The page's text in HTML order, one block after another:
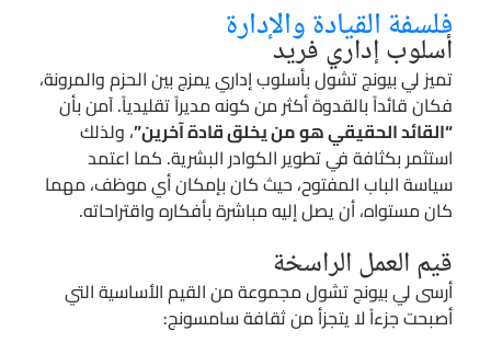
فلسفة القيادة والإدارة
أسلوب إداري فريد
تميز لي بيونج تشول بأسلوب إداري يمزج بين الحزم والمرونة،
فكان قائداً بالقدوة أكثر من كونه مديراً تقليدياً. آمن بأن
“القائد الحقيقي هو من يخلق قادة آخرين”، ولذلك
استثمر بكثافة في تطوير الكوادر البشرية. كما اعتمد
سياسة الباب المفتوح، حيث كان بإمكان أي موظف، مهما
كان مستواه، أن يصل إليه مباشرة بأفكاره واقتراحاته.
قيم العمل الراسخة
أرسى لي بيونج تشول مجموعة من القيم الأساسية التي
أصبحت جزءاً لا يتجزأ من ثقافة سامسونج: